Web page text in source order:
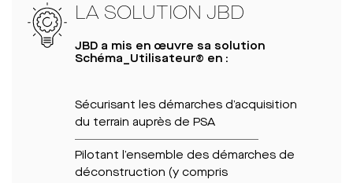
LA SOLUTION JBD
JBD a mis en œuvre sa solution
Schéma_Utilisateur® en :
Sécurisant les démarches d’acquisition
du terrain auprès de PSA
Pilotant l’ensemble des démarches de
déconstruction (y compris